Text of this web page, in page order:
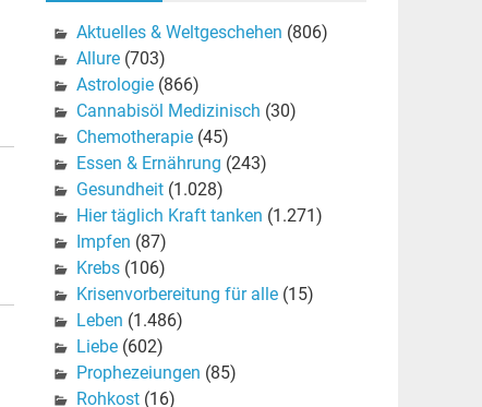
Aktuelles & Weltgeschehen (806)
Allure(703)
Astrologie(866)
Cannabisöl Medizinisch (30)
Chemotherapie(45)
Essen & Ernährung (243)
Gesundheit(1.028)
Hier täglich Kraft tanken (1.271)
Impfen (87)
Krebs(106)
Krisenvorbereitung für alle(15)
Leben (1.486)
Liebe(602)
Prophezeiungen (85)
Rohkost(16)